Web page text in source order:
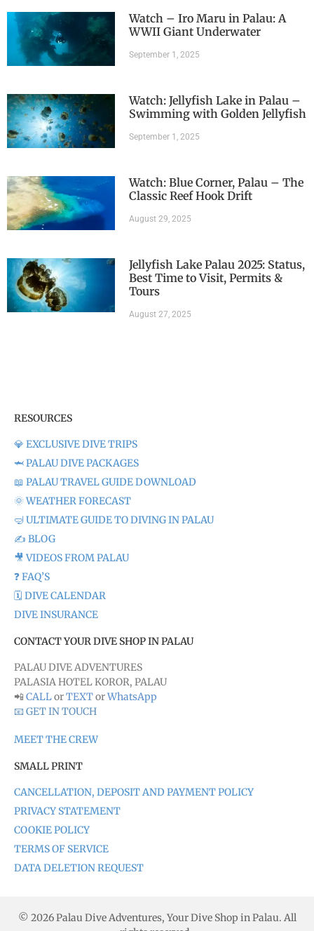
Watch – Iro Maru in Palau: A
WWII Giant Underwater
September 1, 2025
Watch: Jellyfish Lake in Palau –
Swimming with Golden Jellyfish
September 1, 2025
Watch: Blue Corner, Palau – The
Classic Reef Hook Drift
August 29, 2025
Jellyfish Lake Palau 2025: Status,
Best Time to Visit, Permits &
Tours
August 27, 2025
RESOURCES
💎 EXCLUSIVE DIVE TRIPS
🦈 PALAU DIVE PACKAGES
📖 PALAU TRAVEL GUIDE DOWNLOAD
🌞 WEATHER FORECAST
🤿 ULTIMATE GUIDE TO DIVING IN PALAU
✍️ BLOG
🎥 VIDEOS FROM PALAU
❓ FAQ’S
🗓️ DIVE CALENDAR
DIVE INSURANCE
CONTACT YOUR DIVE SHOP IN PALAU
PALAU DIVE ADVENTURES
PALASIA HOTEL KOROR, PALAU
📲 CALLorTEXTorWhatsApp
📧 GET IN TOUCH
MEET THE CREW
SMALL PRINT
CANCELLATION, DEPOSIT AND PAYMENT POLICY
PRIVACY STATEMENT
COOKIE POLICY
TERMS OF SERVICE
DATA DELETION REQUEST
© 2026 Palau Dive Adventures, Your Dive Shop in Palau. All